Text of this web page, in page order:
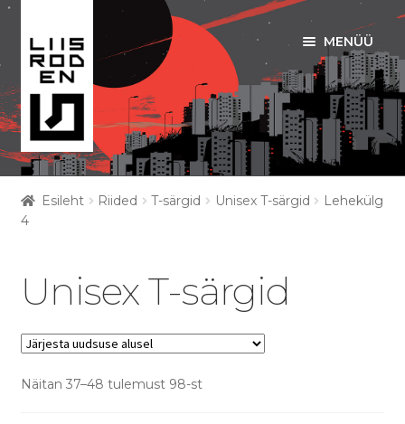
Liigu
navigeerimisele
Liigu
sisu
juurde
MENÜÜ
ART PRINDID
RIIDED
Esileht Riided T-särgid Unisex T-särgid
Lehekülg
4
Unisex T-särgid
Näitan 37–48 tulemust 98-st